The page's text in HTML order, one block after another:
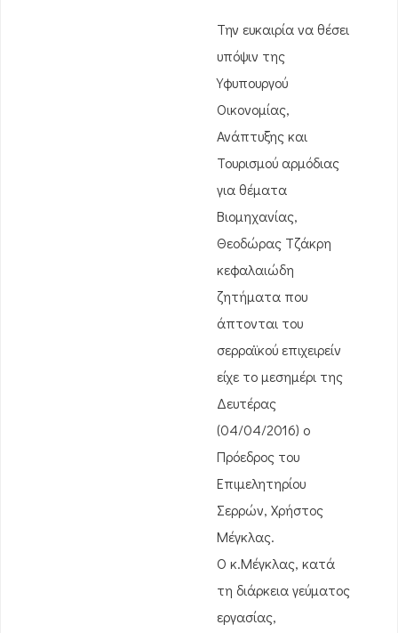
Την ευκαιρία να θέσει
υπόψιν της
Υφυπουργού
Οικονομίας,
Ανάπτυξης και
Τουρισμού αρμόδιας
για θέματα
Βιομηχανίας,
Θεοδώρας Τζάκρη
κεφαλαιώδη
ζητήματα που
άπτονται του
σερραϊκού επιχειρείν
είχε το μεσημέρι της
Δευτέρας
(04/04/2016) ο
Πρόεδρος του
Επιμελητηρίου
Σερρών, Χρήστος
Μέγκλας.
Ο κ.Μέγκλας, κατά
τη διάρκεια γεύματος
εργασίας,